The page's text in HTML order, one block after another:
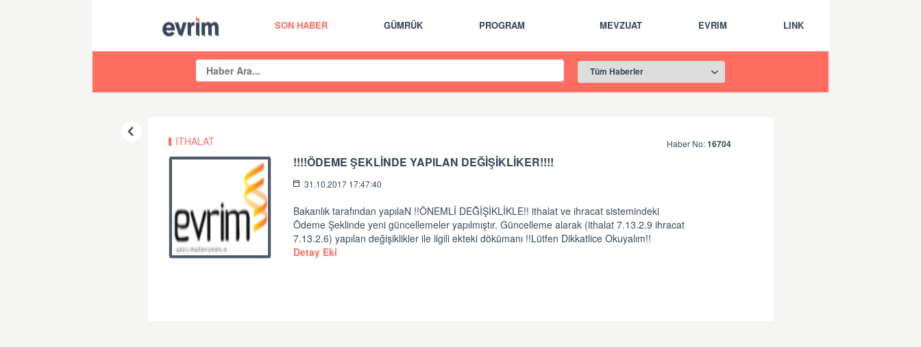
SON HABER GÜMRÜK PROGRAM MEVZUAT EVRIM LINK
ITHALAT Haber No:16704
!!!!ÖDEME ŞEKLİNDE YAPILAN DEĞİŞİKLİKER!!!!
31.10.2017 17:47:40
Bakanlık tarafından yapılaN !!ÖNEMLİ DEĞİŞİKLİKLE!! ithalat ve ihracat sistemindeki
Ödeme Şeklinde yeni güncellemeler yapılmıştır. Güncelleme alarak (ithalat 7.13.2.9 ihracat
7.13.2.6) yapılan değişiklikler ile ilgili ekteki dökümanı !!Lütfen Dikkatlice Okuyalım!!
Detay Eki